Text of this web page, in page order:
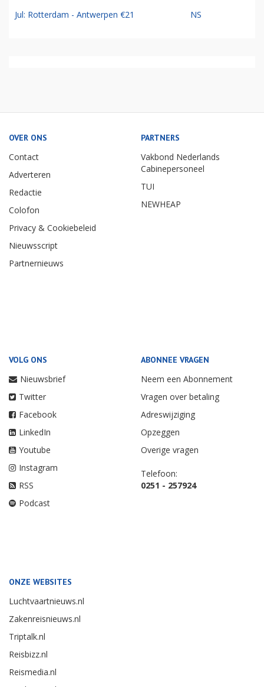
Jul: Rotterdam - Antwerpen €21 NS
OVER ONS
Contact
Adverteren
Redactie
Colofon
Privacy & Cookiebeleid
Nieuwsscript
Partnernieuws
PARTNERS
Vakbond Nederlands
Cabinepersoneel
TUI
NEWHEAP
VOLG ONS
Nieuwsbrief
Twitter
Facebook
LinkedIn
Youtube
Instagram
RSS
Podcast
ABONNEE VRAGEN
Neem een Abonnement
Vragen over betaling
Adreswijziging
Opzeggen
Overige vragen
Telefoon:
0251 - 257924
ONZE WEBSITES
Luchtvaartnieuws.nl
Zakenreisnieuws.nl
Triptalk.nl
Reisbizz.nl
Reismedia.nl